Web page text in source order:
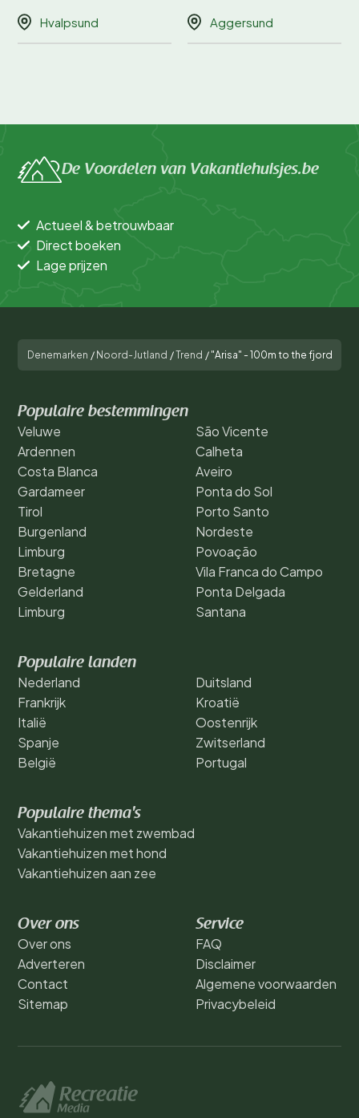
Hvalpsund Aggersund
De Voordelen van Vakantiehuisjes.be
Actueel & betrouwbaar
Direct boeken
Lage prijzen
Denemarken / Noord-Jutland /Trend / "Arisa" - 100m to the fjord
Populaire bestemmingen
Veluwe
Ardennen
Costa Blanca
Gardameer
Tirol
Burgenland
Limburg
Bretagne
Gelderland
Limburg
São Vicente
Calheta
Aveiro
Ponta do Sol
Porto Santo
Nordeste
Povoação
Vila Franca do Campo
Ponta Delgada
Santana
Populaire landen
Nederland
Frankrijk
Italië
Spanje
België
Duitsland
Kroatië
Oostenrijk
Zwitserland
Portugal
Populaire thema's
Vakantiehuizen met zwembad
Vakantiehuizen met hond
Vakantiehuizen aan zee
Over ons
Over ons
Adverteren
Contact
Sitemap
Service
FAQ
Disclaimer
Algemene voorwaarden
Privacybeleid